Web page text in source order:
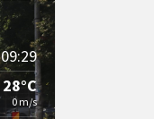
09:29
28°C
0 m/s